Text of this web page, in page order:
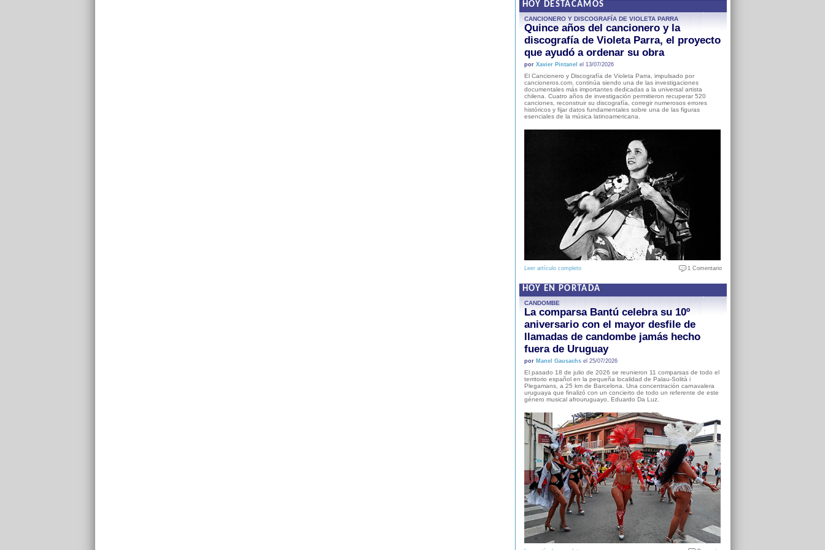
HOY DESTACAMOS
CANCIONERO Y DISCOGRAFÍA DE VIOLETA PARRA
Quince años del cancionero y la
discografía de Violeta Parra, el proyecto
que ayudó a ordenar su obra
por Xavier Pintanel el 13/07/2026
El Cancionero y Discografía de Violeta Parra, impulsado por
cancioneros.com, continúa siendo una de las investigaciones
documentales más importantes dedicadas a la universal artista
chilena. Cuatro años de investigación permitieron recuperar 520
canciones, reconstruir su discografía, corregir numerosos errores
históricos y fijar datos fundamentales sobre una de las figuras
esenciales de la música latinoamericana.
Leer artículo completo 1 Comentario
HOY EN PORTADA
CANDOMBE
La comparsa Bantú celebra su 10º
aniversario con el mayor desfile de
llamadas de candombe jamás hecho
fuera de Uruguay
por Manel Gausachsel 25/07/2026
El pasado 18 de julio de 2026 se reunieron 11 comparsas de todo el
territorio español en la pequeña localidad de Palau-Solità i
Plegamans, a 25 km de Barcelona. Una concentración carnavalera
uruguaya que finalizó con un concierto de todo un referente de este
género musical afrouruguayo, Eduardo Da Luz.